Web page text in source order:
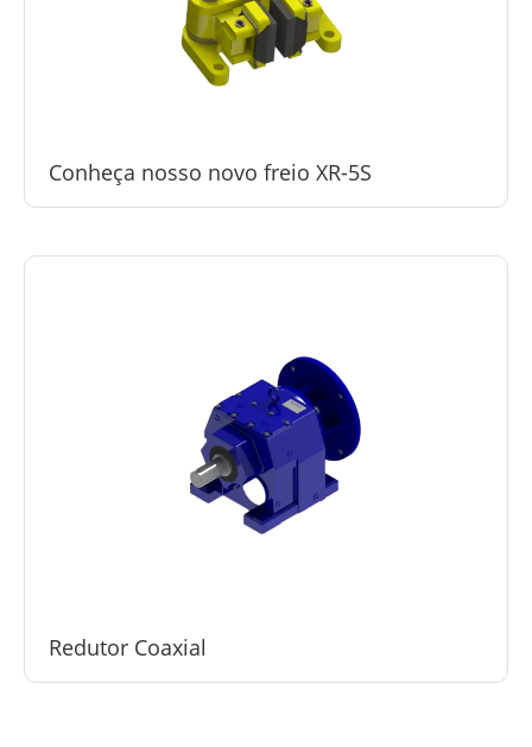
Conheça nosso novo freio XR-5S
Redutor Coaxial